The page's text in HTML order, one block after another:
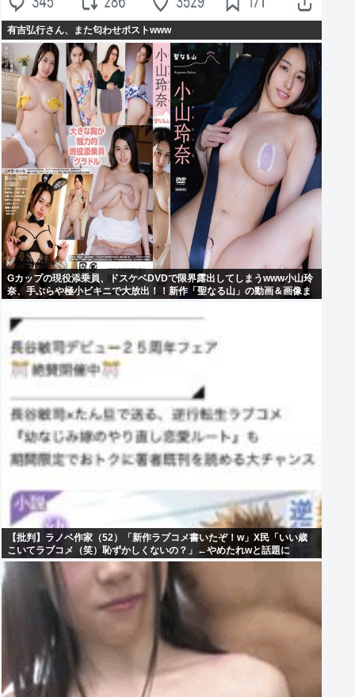
有吉弘行さん、また匂わせポストwww
Gカップの現役添乗員、ドスケベDVDで限界露出してしまうwww小山玲
奈、手ぶらや極小ビキニで大放出！！新作「聖なる山」の動画＆画像ま
【批判】ラノベ作家（52）「新作ラブコメ書いたぞ！w」X民「いい歳
こいてラブコメ（笑）恥ずかしくないの？」←やめたれwと話題に